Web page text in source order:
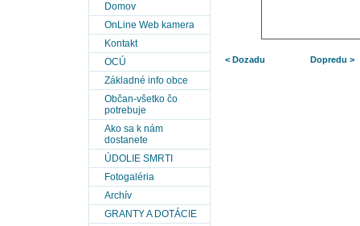
Domov
OnLine Web kamera
Kontakt
OCÚ
Základné info obce
Občan-všetko čo
potrebuje
Ako sa k nám
dostanete
ÚDOLIE SMRTI
Fotogaléria
Archív
GRANTY A DOTÁCIE
< Dozadu Dopredu >